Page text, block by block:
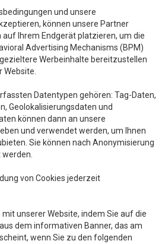
und unsere
können unsere Partner
Ihrem Endgerät platzieren, um die
Advertising Mechanisms (BPM)
Werbeinhalte bereitzustellen
Website.
Datentypen gehören: Tag-Daten,
Geolokalisierungsdaten und
können dann an unsere
und verwendet werden, um Ihnen
Sie können nach Anonymisierung
von Cookies jederzeit
unserer Website, indem Sie auf die
dem informativen Banner, das am
wenn Sie zu den folgenden